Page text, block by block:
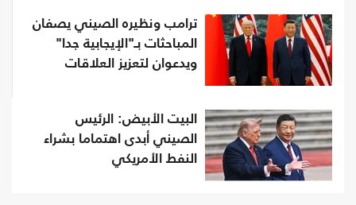
ترامب ونظيره الصيني يصفان
المباحثات بـ"الإيجابية جدا"
ويدعوان لتعزيز العلاقات
البيت الأبيض: الرئيس
الصيني أبدى اهتماما بشراء
النفط الأمريكي